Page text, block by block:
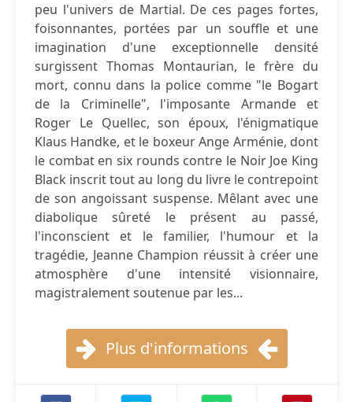
peu l'univers de Martial. De ces pages fortes,
foisonnantes, portées par un souffle et une
imagination d'une exceptionnelle densité
surgissent Thomas Montaurian, le frère du
mort, connu dans la police comme "le Bogart
de la Criminelle", l'imposante Armande et
Roger Le Quellec, son époux, l'énigmatique
Klaus Handke, et le boxeur Ange Arménie, dont
le combat en six rounds contre le Noir Joe King
Black inscrit tout au long du livre le contrepoint
de son angoissant suspense. Mêlant avec une
diabolique sûreté le présent au passé,
l'inconscient et le familier, l'humour et la
tragédie, Jeanne Champion réussit à créer une
atmosphère d'une intensité visionnaire,
magistralement soutenue par les...
Plus d'informations